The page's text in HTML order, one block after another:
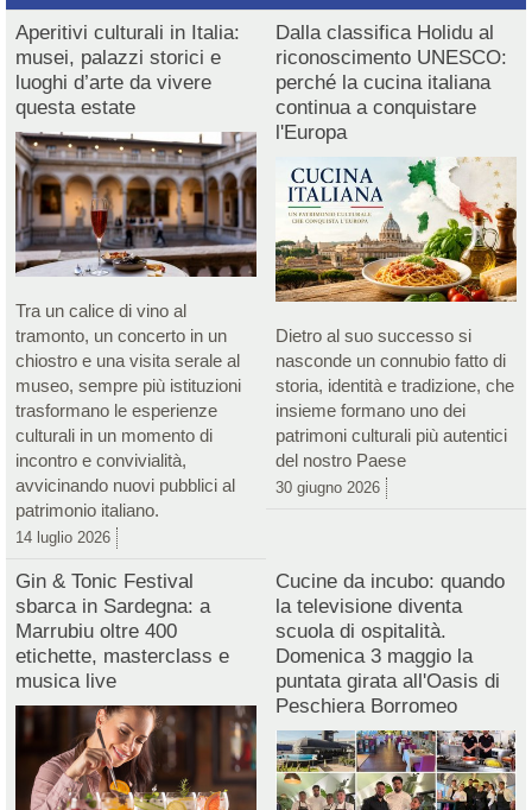
Aperitivi culturali in Italia:
musei, palazzi storici e
luoghi d’arte da vivere
questa estate
Tra un calice di vino al
tramonto, un concerto in un
chiostro e una visita serale al
museo, sempre più istituzioni
trasformano le esperienze
culturali in un momento di
incontro e convivialità,
avvicinando nuovi pubblici al
patrimonio italiano.
14 luglio 2026
Dalla classifica Holidu al
riconoscimento UNESCO:
perché la cucina italiana
continua a conquistare
l'Europa
Dietro al suo successo si
nasconde un connubio fatto di
storia, identità e tradizione, che
insieme formano uno dei
patrimoni culturali più autentici
del nostro Paese
30 giugno 2026
Gin & Tonic Festival
sbarca in Sardegna: a
Marrubiu oltre 400
etichette, masterclass e
musica live
Cucine da incubo: quando
la televisione diventa
scuola di ospitalità.
Domenica 3 maggio la
puntata girata all'Oasis di
Peschiera Borromeo